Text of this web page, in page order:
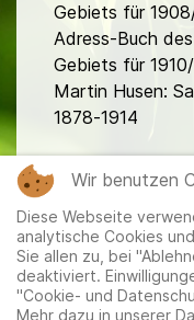
Gebiets für
Adress-Buch
Gebiets für 1910/
Martin Husen:
1878-1914
Wir benutzen
Diese Webseite
analytische Cookies
Sie allen zu, bei
deaktiviert.
"Cookie- und
Mehr dazu in unserer